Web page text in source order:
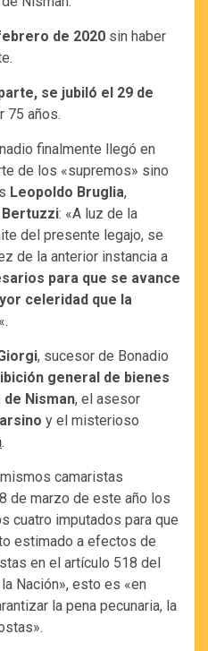
de 2020 sin haber
se jubiló el 29 de
75 años.
finalmente llegó en
de los «supremos» sino
Leopoldo Bruglia,
Bertuzzi: «A luz de la
del presente legajo, se
de la anterior instancia a
para que se avance
celeridad que la
«.
, sucesor de Bonadio
general de bienes
de Nisman, el asesor
y el misterioso
.
camaristas
de marzo de este año los
cuatro imputados para que
estimado a efectos de
en el artículo 518 del
Nación», esto es «en
la pena pecunaria, la